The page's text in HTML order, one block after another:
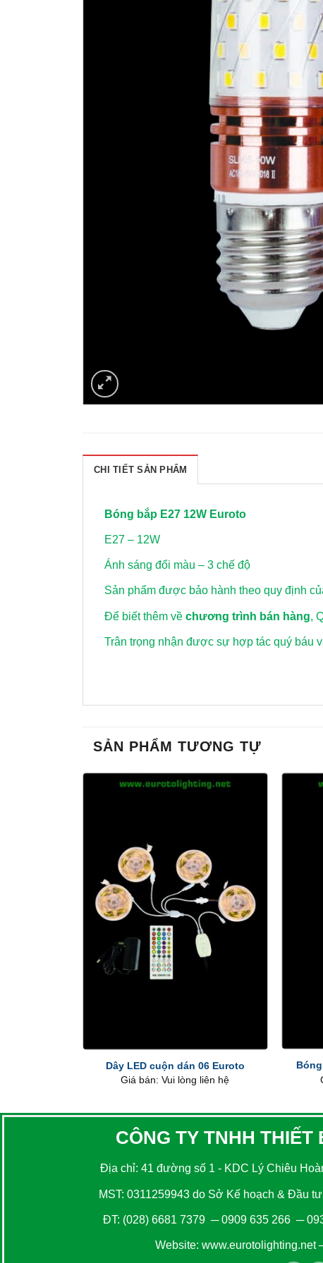
CHI TIẾT SẢN PHẨM
Bóng bắp E27 12W Euroto
E27 – 12W
Ánh sáng đổi màu – 3 chế độ
Sản phẩm được bảo hành theo quy định
Để biết thêm về chương trình bán hàng,
Trân trọng nhận được sự hợp tác quý báu
SẢN PHẨM TƯƠNG TỰ
Dây LED cuộn dán 06 Euroto
Giá bán: Vui lòng liên hệ
CÔNG TY TNHH
Địa chỉ: 41 đường số 1 - KDC Lý Chiêu
MST: 0311259943 do Sở Kế hoạch & Đầu
ĐT: (028) 6681 7379 ─0909 635 266─
Website: www.eurotolighting.net